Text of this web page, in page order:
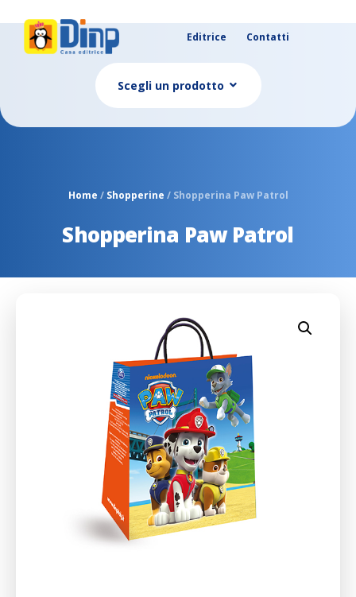
Editrice Contatti
Scegli un prodotto
Home / Shopperine / Shopperina Paw Patrol
Shopperina Paw Patrol